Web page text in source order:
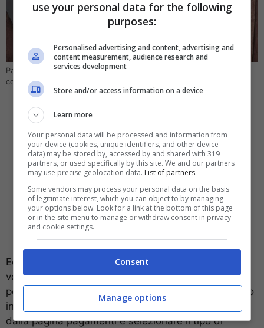
Paga on line tramite Poste Italiane i bollettini-non fare più code!-
computer-idea.it
Ecco la procedura per pagare sul sito Poste.it:
volta entrati nel sito si accede alla propria area
personale tramite il
presente nella pagina o
inserendo le proprie credenziali. Si deve scegliere
dalla pagina pagamenti e selezionare il tipo di
use your personal data for the following
purposes:
Personalised advertising and content, advertising and
content measurement, audience research and
services development
Store and/or access information on a device
Learn more
Your personal data will be processed and information from
your device (cookies, unique identifiers, and other device
data) may be stored by, accessed by and shared with 319
partners, or used specifically by this site. We and our partners
may use precise geolocation data. List of partners.
Some vendors may process your personal data on the basis
of legitimate interest, which you can object to by managing
your options below. Look for a link at the bottom of this page
or in the site menu to manage or withdraw consent in privacy
and cookie settings.
Consent
Manage options